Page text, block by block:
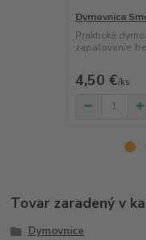
Dymovnica
Praktická
zapaľovanie
4,50 €/ks
Tovar zaradený v
Dymovnice